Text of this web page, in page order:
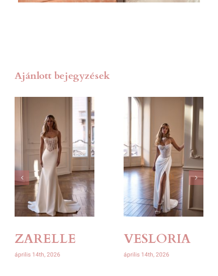
Ajánlott bejegyzések
ZARELLE
április 14th, 2026
VESLORIA
április 14th, 2026